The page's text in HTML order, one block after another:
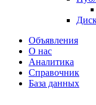
Объявления
О нас
Аналитика
Справочник
База данных